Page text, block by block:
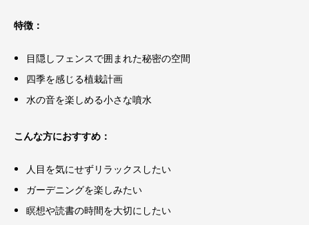
特徴：
目隠しフェンスで囲まれた秘密の空間
四季を感じる植栽計画
水の音を楽しめる小さな噴水
こんな方におすすめ：
人目を気にせずリラックスしたい
ガーデニングを楽しみたい
瞑想や読書の時間を大切にしたい